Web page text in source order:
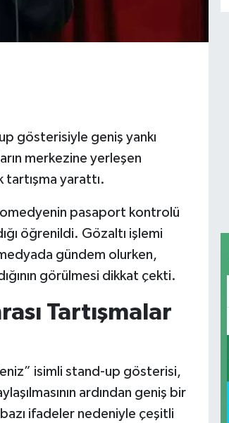
gösterisiyle geniş yankı
merkezine yerleşen
tartışma yarattı.
pasaport kontrolü
öğrenildi. Gözaltı işlemi
gündem olurken,
görülmesi dikkat çekti.
Tartışmalar
isimli stand-up gösterisi,
ardından geniş bir
ifadeler nedeniyle çeşitli